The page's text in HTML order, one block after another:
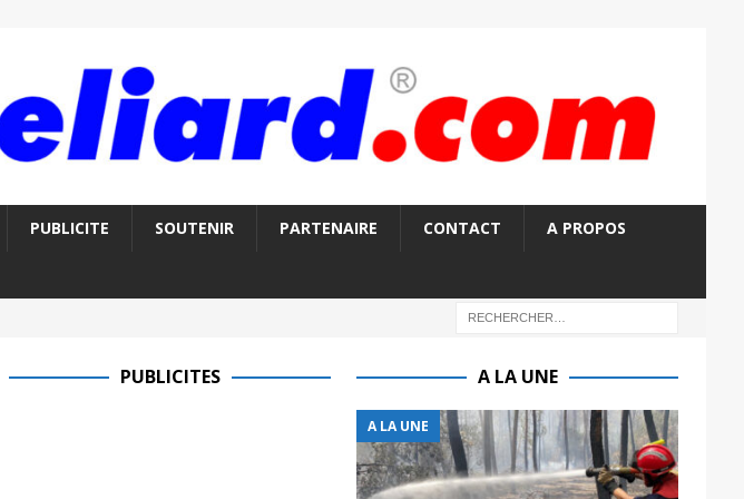
PUBLICITE SOUTENIR PARTENAIRE CONTACT A PROPOS
PUBLICITES A LA UNE
A LA UNE